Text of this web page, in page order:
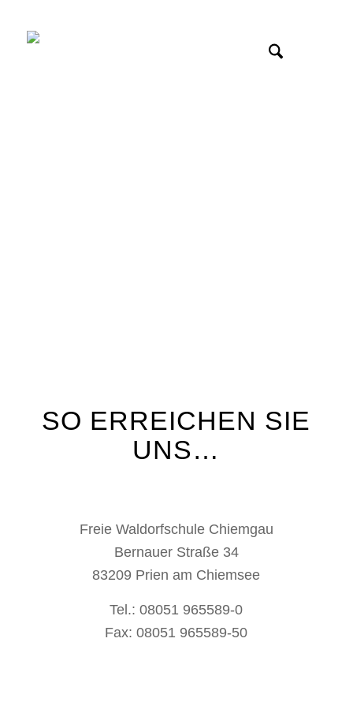
SO ERREICHEN SIE
UNS…
Freie Waldorfschule Chiemgau
Bernauer Straße 34
83209 Prien am Chiemsee
Tel.: 08051 965589-0
Fax: 08051 965589-50